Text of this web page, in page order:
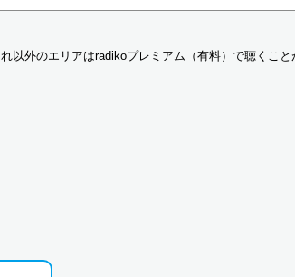
外のエリアはradikoプレミアム（有料）で聴くこと